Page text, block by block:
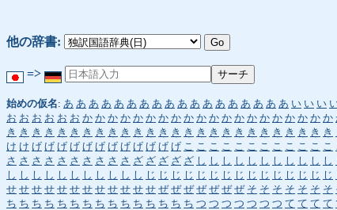
他の辞書:
=>
始めの仮名: あ あ あ あ あ あ あ あ あ あ あ あ あ あ あ あ あ あ い い い
お お お お お お か か か か か か か か か か か か か か か か か か か か
き き き き き き き き き き き き き き き き き き き き き き き き き き
け け げ げ げ げ げ げ げ げ げ げ げ げ こ こ こ こ こ こ こ こ こ こ こ こ
さ さ さ さ さ さ さ さ さ さ ざ ざ ざ ざ ざ し し し し し し し し し し し
し し し し し し し し し し し じ じ じ じ じ じ じ じ じ じ じ じ じ じ じ
せ せ せ せ せ せ せ せ せ せ せ せ ぜ ぜ ぜ ぜ ぜ ぜ ぜ そ そ そ そ そ そ そ
ち ち ち ち ち ち ち ち ち ち ち ち ち ち ち つ つ つ つ つ つ つ て て て て